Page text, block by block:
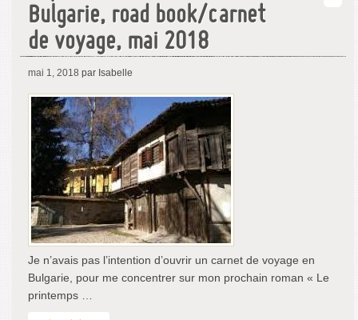
Bulgarie, road book/carnet
de voyage, mai 2018
mai 1, 2018 par Isabelle
Je n’avais pas l’intention d’ouvrir un carnet de voyage en
Bulgarie, pour me concentrer sur mon prochain roman « Le
printemps …